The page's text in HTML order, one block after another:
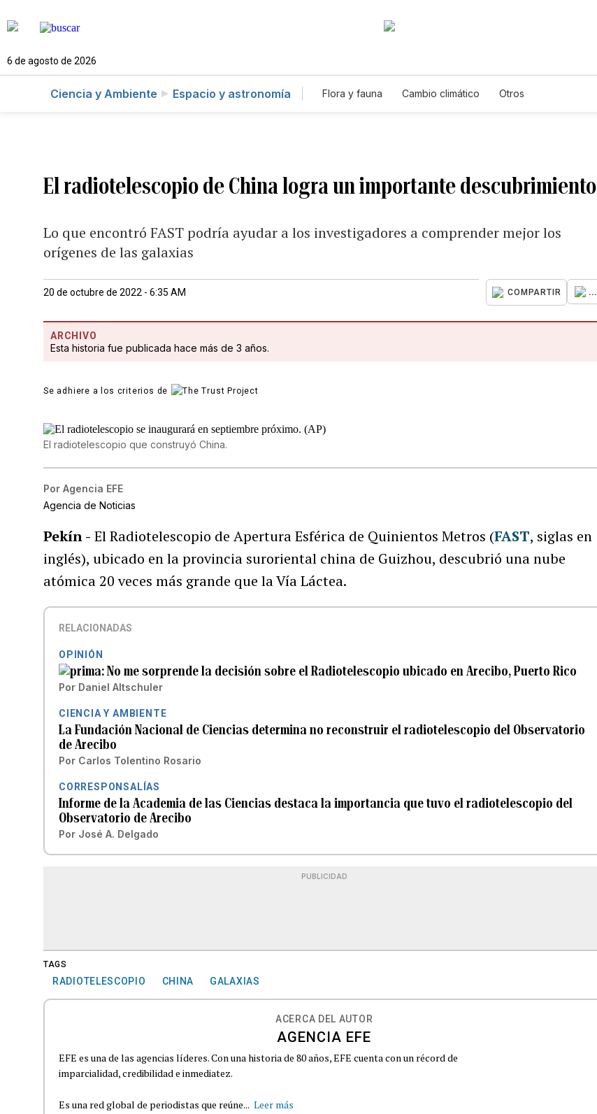
6 de agosto de 2026
Ciencia y Ambiente Espacio y astronomía Flora y fauna Cambio climático Otros
El radiotelescopio de China logra un importante descubrimiento
Lo que encontró FAST podría ayudar a los investigadores a comprender mejor los
orígenes de las galaxias
20 de octubre de 2022 - 6:35 AM COMPARTIR ...
ARCHIVO
Esta historia fue publicada hace más de 3 años.
Se adhiere a los criterios de
El radiotelescopio que construyó China.
Por Agencia EFE
Agencia de Noticias
Pekín - El Radiotelescopio de Apertura Esférica de Quinientos Metros (FAST, siglas en
inglés), ubicado en la provincia suroriental china de Guizhou, descubrió una nube
atómica 20 veces más grande que la Vía Láctea.
RELACIONADAS
OPINIÓN
No me sorprende la decisión sobre el Radiotelescopio ubicado en Arecibo, Puerto Rico
Por Daniel Altschuler
CIENCIA Y AMBIENTE
La Fundación Nacional de Ciencias determina no reconstruir el radiotelescopio del Observatorio
de Arecibo
Por Carlos Tolentino Rosario
CORRESPONSALÍAS
Informe de la Academia de las Ciencias destaca la importancia que tuvo el radiotelescopio del
Observatorio de Arecibo
Por José A. Delgado
PUBLICIDAD
TAGS
RADIOTELESCOPIO CHINA GALAXIAS
ACERCA DEL AUTOR
AGENCIA EFE
EFE es una de las agencias líderes. Con una historia de 80 años, EFE cuenta con un récord de
imparcialidad, credibilidad e inmediatez.
Es una red global de periodistas que reúne... Leer más